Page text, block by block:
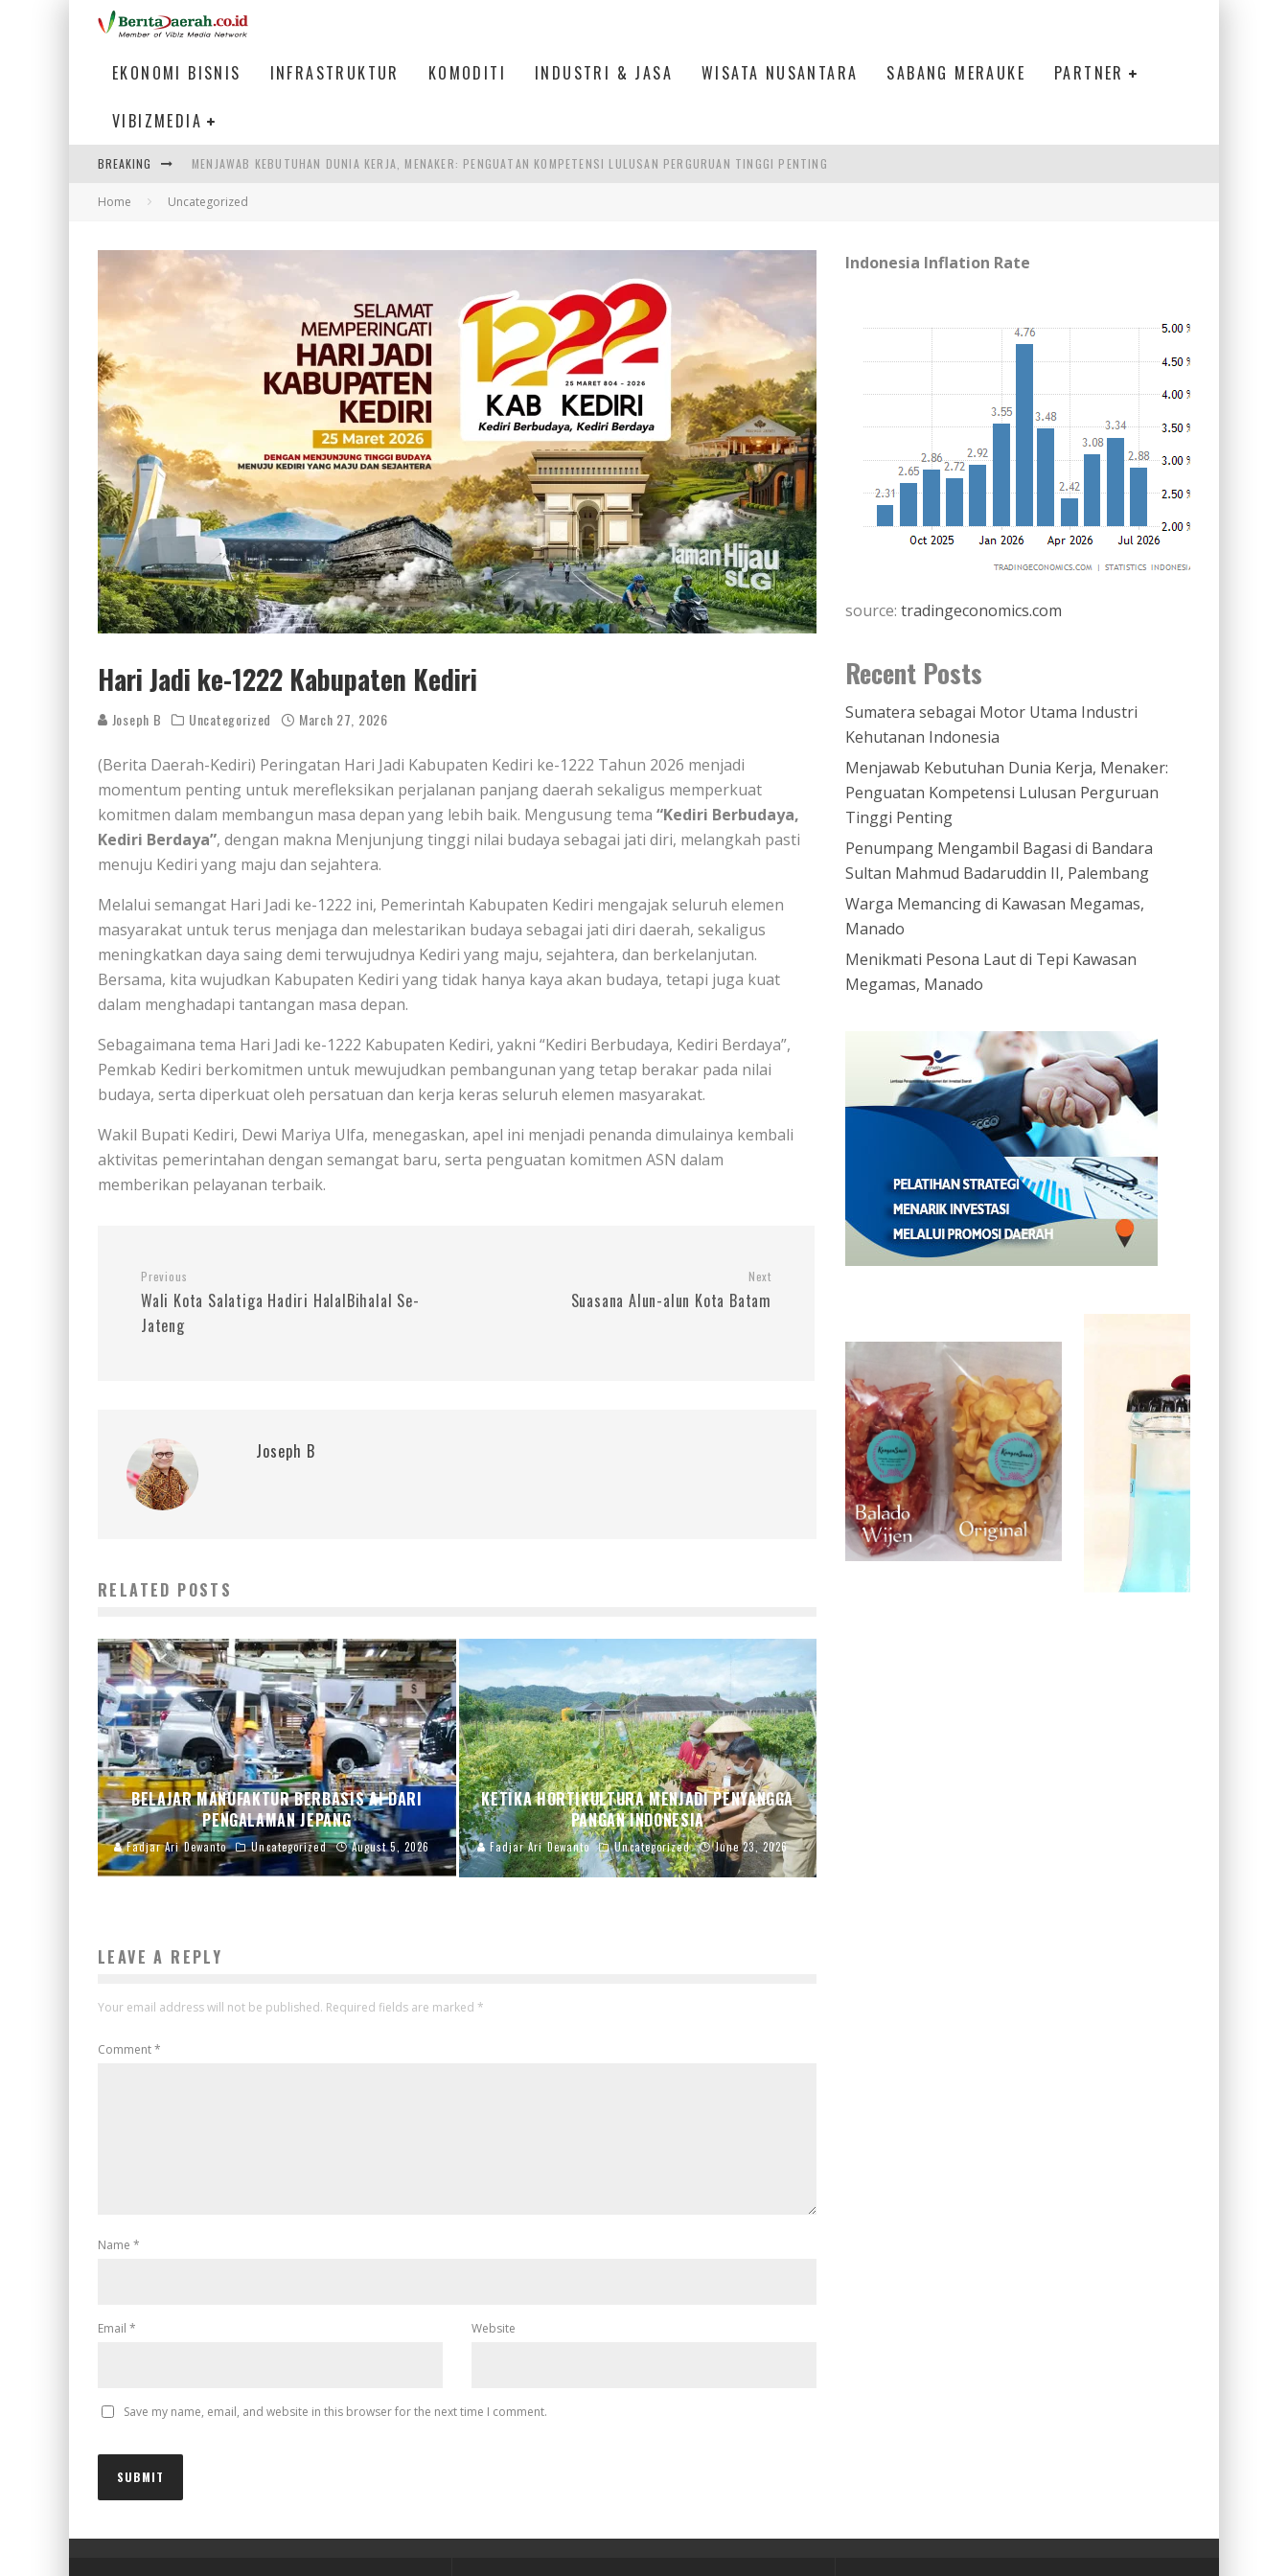
EKONOMI BISNIS INFRASTRUKTUR KOMODITI INDUSTRI & JASA WISATA NUSANTARA SABANG MERAUKE PARTNER
VIBIZMEDIA
BREAKING
SUMATERA SEBAGAI MOTOR UTAMA INDUSTRI KEHUTANAN INDONESIA
Home Uncategorized
Hari Jadi ke-1222 Kabupaten Kediri
Joseph B Uncategorized March 27, 2026
(Berita Daerah-Kediri) Peringatan Hari Jadi Kabupaten Kediri ke-1222 Tahun 2026 menjadi
momentum penting untuk merefleksikan perjalanan panjang daerah sekaligus memperkuat
komitmen dalam membangun masa depan yang lebih baik. Mengusung tema “Kediri Berbudaya,
Kediri Berdaya”, dengan makna Menjunjung tinggi nilai budaya sebagai jati diri, melangkah pasti
menuju Kediri yang maju dan sejahtera.
Melalui semangat Hari Jadi ke-1222 ini, Pemerintah Kabupaten Kediri mengajak seluruh elemen
masyarakat untuk terus menjaga dan melestarikan budaya sebagai jati diri daerah, sekaligus
meningkatkan daya saing demi terwujudnya Kediri yang maju, sejahtera, dan berkelanjutan.
Bersama, kita wujudkan Kabupaten Kediri yang tidak hanya kaya akan budaya, tetapi juga kuat
dalam menghadapi tantangan masa depan.
Sebagaimana tema Hari Jadi ke-1222 Kabupaten Kediri, yakni “Kediri Berbudaya, Kediri Berdaya”,
Pemkab Kediri berkomitmen untuk mewujudkan pembangunan yang tetap berakar pada nilai
budaya, serta diperkuat oleh persatuan dan kerja keras seluruh elemen masyarakat.
Wakil Bupati Kediri, Dewi Mariya Ulfa, menegaskan, apel ini menjadi penanda dimulainya kembali
aktivitas pemerintahan dengan semangat baru, serta penguatan komitmen ASN dalam
memberikan pelayanan terbaik.
Previous
Wali Kota Salatiga Hadiri HalalBihalal Se-
Jateng
Next
Suasana Alun-alun Kota Batam
Joseph B
RELATED POSTS
BELAJAR MANUFAKTUR BERBASIS AI DARI
PENGALAMAN JEPANG
Fadjar Ari Dewanto Uncategorized August 5, 2026
KETIKA HORTIKULTURA MENJADI PENYANGGA
PANGAN INDONESIA
Fadjar Ari Dewanto Uncategorized June 23, 2026
LEAVE A REPLY
Your email address will not be published. Required fields are marked *
Comment*
Name *
Email * Website
Save my name, email, and website in this browser for the next time I comment.
Indonesia Inflation Rate
source: tradingeconomics.com
Recent Posts
Sumatera sebagai Motor Utama Industri
Kehutanan Indonesia
Menjawab Kebutuhan Dunia Kerja, Menaker:
Penguatan Kompetensi Lulusan Perguruan
Tinggi Penting
Penumpang Mengambil Bagasi di Bandara
Sultan Mahmud Badaruddin II, Palembang
Warga Memancing di Kawasan Megamas,
Manado
Menikmati Pesona Laut di Tepi Kawasan
Megamas, Manado